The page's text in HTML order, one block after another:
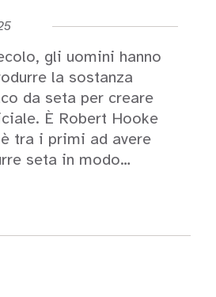
gli uomini hanno
la sostanza
da seta per creare
È Robert Hooke
tra i primi ad avere
seta in modo…